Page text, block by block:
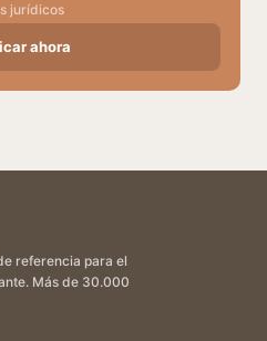
jurídicos
ahora
referencia para el
Más de 30.000